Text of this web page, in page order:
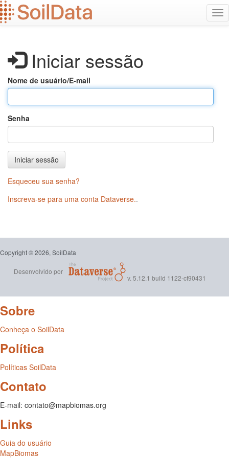
Ir
para
o
Iniciar sessão
Nome de usuário/E-mail
Senha
Iniciar sessão
Esqueceu sua senha?
Inscreva-se para uma conta Dataverse..
Copyright © 2026, SoilData
Desenvolvido por
v. 5.12.1 build 1122-cf90431
Sobre
Conheça o SoilData
Política
Políticas SoilData
Contato
E-mail: contato@mapbiomas.org
Links
Guia do usuário
MapBiomas